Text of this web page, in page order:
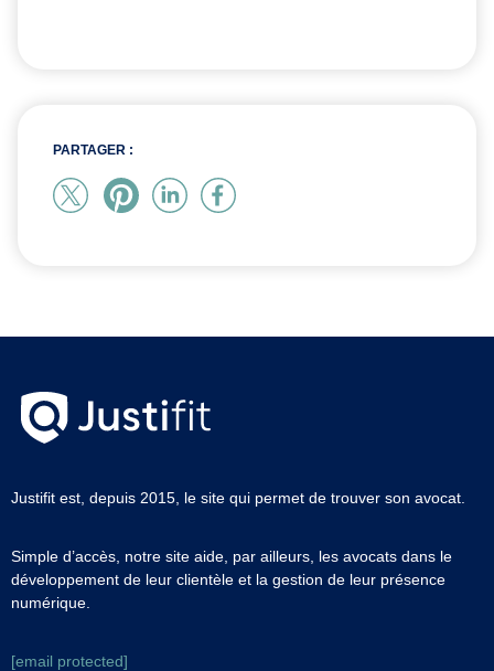
PARTAGER :
Justifit est, depuis 2015, le site qui permet de trouver son avocat.
Simple d’accès, notre site aide, par ailleurs, les avocats dans le
développement de leur clientèle et la gestion de leur présence
numérique.
[email protected]